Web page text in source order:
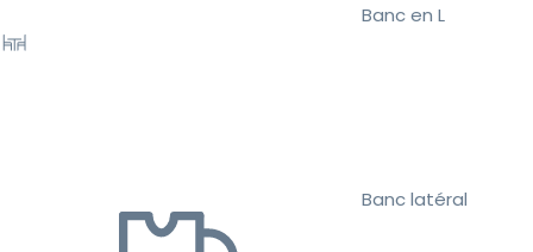
Banc en L
Banc latéral